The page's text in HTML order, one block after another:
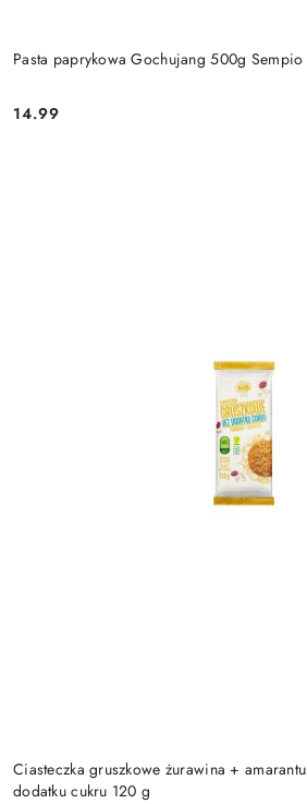
Pasta paprykowa Gochujang 500g Sempio
Cena:
14.99
Ciasteczka gruszkowe żurawina +
dodatku cukru 120 g